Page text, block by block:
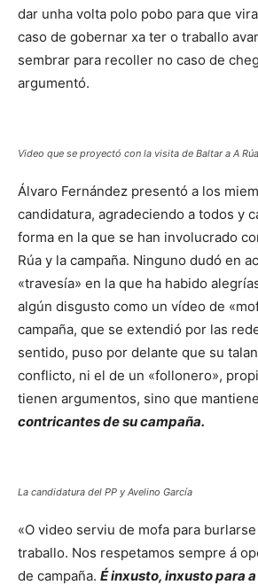
dar unha volta polo pobo para que
caso de gobernar xa ter o traballo
sembrar para recoller no caso de
argumentó.
Video que se proyectó con la visita de Baltar a A Rúa
Álvaro Fernández presentó a los
candidatura, agradeciendo a todos y
forma en la que se han involucrado
Rúa y la campaña. Ninguno dudó en
«travesía» en la que ha habido
algún disgusto como un vídeo de
campaña, que se extendió por las
sentido, puso por delante que su
conflicto, ni el de un «follonero»,
tienen argumentos, sino que mantiene
contricantes de su campaña.
La candidatura del PP y Avelino García
«O video serviu de mofa para
traballo. Nos respetamos sempre á
de campaña. É inxusto, inxusto para